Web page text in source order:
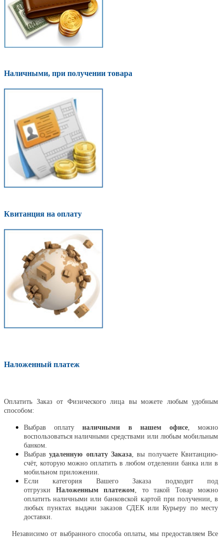
Наличными, при получении товара
Квитанция на оплату
Наложенный платеж
Оплатить Заказ от Физического лица вы можете любым удобным
способом:
Выбрав оплатуналичными в нашем офисе, можно
воспользоваться наличными средствами или любым мобильным
банком.
Выбравудаленную оплату Заказа , вы получаете Квитанцию-
счёт, которую можно оплатить в любом отделении банка или в
мобильном приложении.
Если категория Вашего Заказа подходит под
отгрузки Наложенным платежом , то такой Товар можно
оплатить наличными или банковской картой при получении, в
любых пунктах выдачи заказов СДЕК или Курьеру по месту
доставки.
Независимо от выбранного способа оплаты, мы предоставляем Все